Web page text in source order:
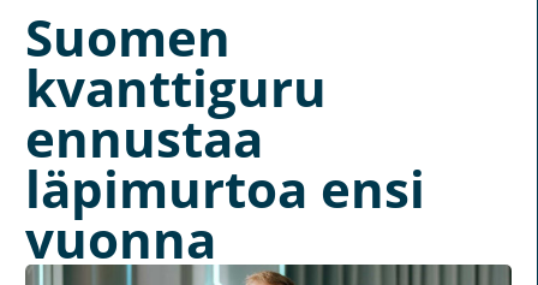
Suomen
kvanttiguru
ennustaa
läpimurtoa ensi
vuonna